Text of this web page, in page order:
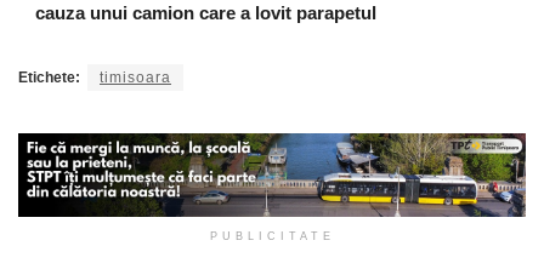
cauza unui camion care a lovit parapetul
Etichete: timisoara
PUBLICITATE